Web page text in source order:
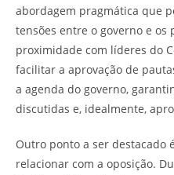
abordagem pragmática que
tensões entre o governo e os
proximidade com líderes do
facilitar a aprovação de
a agenda do governo,
discutidas e, idealmente,
Outro ponto a ser destacado
relacionar com a oposição.